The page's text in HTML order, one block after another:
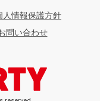
人情報保護方針
問い合わせ